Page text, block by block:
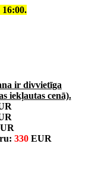
ir divvietīga
iekļautas cenā).
330 EUR